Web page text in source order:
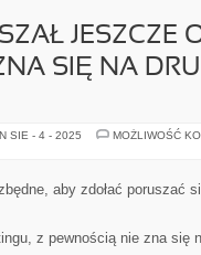
JESZCZE
SIĘ NA
SIE - 4 - 2025
MOŻLIWOŚĆ
aby zdołać poruszać
z pewnością nie zna się